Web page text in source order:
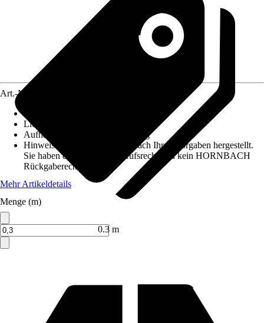
Verkauf durch:HORNBACH
Art.-Nr.
Lichtdurchlässigkeit
Aufhängungsart
Klettbefestigung
Hinweis: Dieser Artikel wird nach Ihren Vorgaben hergestellt.
Sie haben daher kein Widerrufsrecht und kein HORNBACH
Rückgaberecht.
Mehr Artikeldetails
Menge (m)
0.3 m